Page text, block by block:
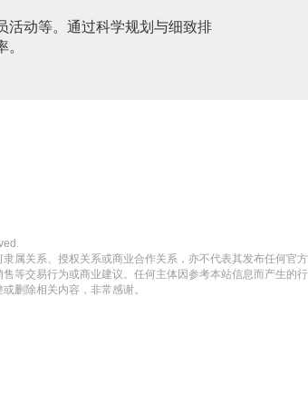
活动等。通过科学规划与细致排
属关系、授权关系或商业合作关系，亦不代表其发布任何官方
等交易行为或商业建议。任何主体因参考本站信息而产生的行
删除相关内容，非常感谢。